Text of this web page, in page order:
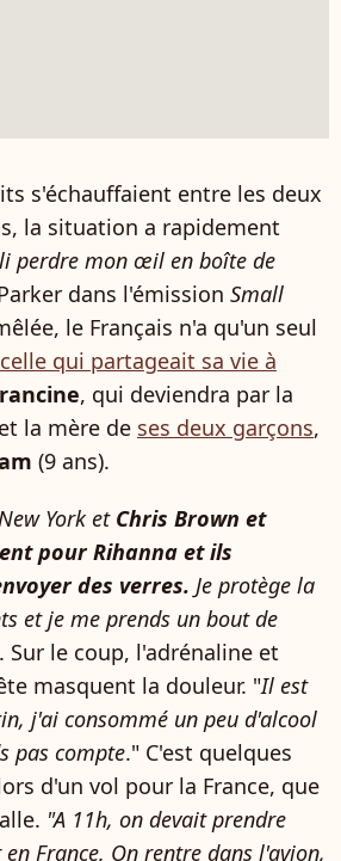
s'échauffaient entre les deux
la situation a rapidement
perdre mon œil en boîte de
dans l'émission Small
le Français n'a qu'un seul
celle qui partageait sa vie à
, qui deviendra par la
la mère de ses deux garçons,
(9 ans).
York et Chris Brown et
pour Rihanna et ils
des verres. Je protège la
et je me prends un bout de
Sur le coup, l'adrénaline et
masquent la douleur. "Il est
j'ai consommé un peu d'alcool
pas compte." C'est quelques
d'un vol pour la France, que
"A 11h, on devait prendre
France. On rentre dans l'avion,